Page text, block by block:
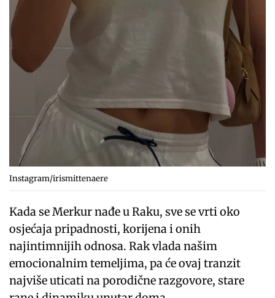
Instagram/irismittenaere
Kada se Merkur nađe u Raku, sve se vrti oko
osjećaja pripadnosti, korijena i onih
najintimnijih odnosa. Rak vlada našim
emocionalnim temeljima, pa će ovaj tranzit
najviše uticati na porodične razgovore, stare